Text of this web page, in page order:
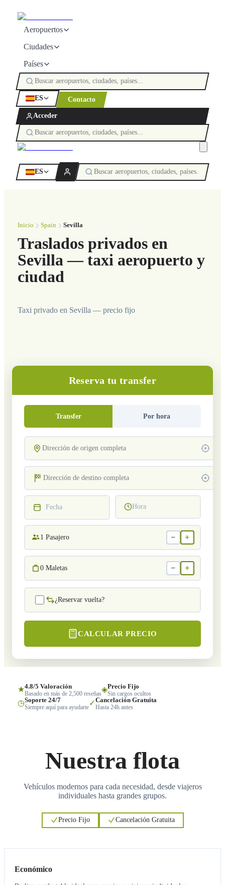
Aeropuertos
Ciudades
Países
ES Contacto
Acceder
ES
Inicio Spain Sevilla
Traslados privados en
Sevilla — taxi aeropuerto y
ciudad
Taxi privado en Sevilla — precio fijo
Reserva tu transfer
Transfer Por hora
Fecha Hora
1 Pasajero − +
0 Maletas − +
¿Reservar vuelta?
CALCULAR PRECIO
★4.8/5 Valoración
Basado en más de 2,500 reseñas◈Precio Fijo
Sin cargos ocultos
◷Soporte 24/7
Siempre aquí para ayudarte✓Cancelación Gratuita
Hasta 24h antes
Nuestra flota
Vehículos modernos para cada necesidad, desde viajeros
individuales hasta grandes grupos.
Precio Fijo Cancelación Gratuita
Económico